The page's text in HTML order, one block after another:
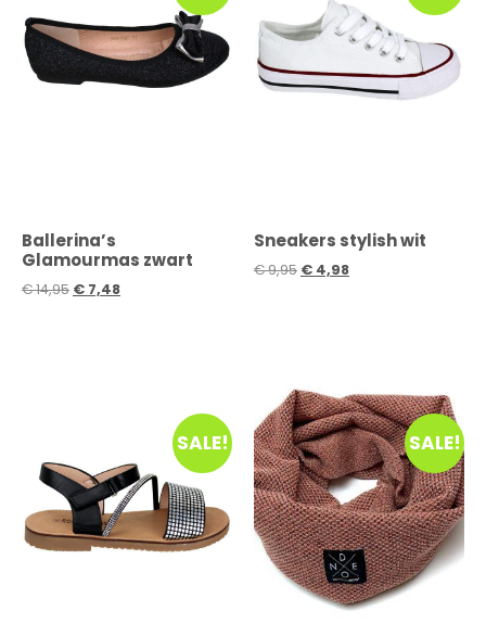
Ballerina’s
Glamourmas zwart
€14,95 € 7,48
Sneakers stylish wit
€9,95 € 4,98
SALE! SALE!